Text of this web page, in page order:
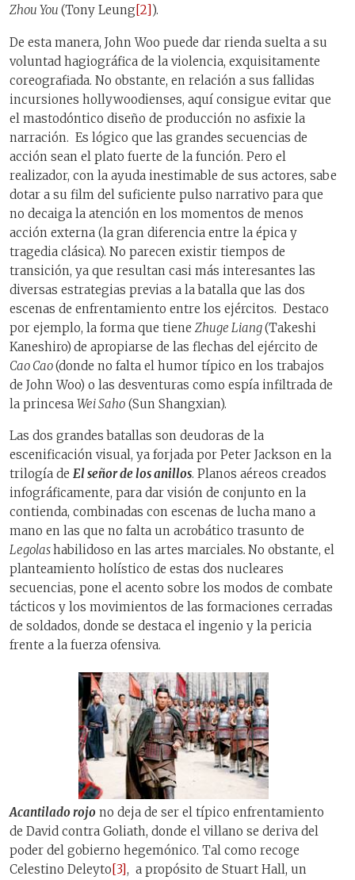
Zhou You (Tony Leung [2] ).
De esta manera, John Woo puede dar rienda suelta a su
voluntad hagiográfica de la violencia, exquisitamente
coreografiada. No obstante, en relación a sus fallidas
incursiones hollywoodienses, aquí consigue evitar que
el mastodóntico diseño de producción no asfixie la
narración. Es lógico que las grandes secuencias de
acción sean el plato fuerte de la función. Pero el
realizador, con la ayuda inestimable de sus actores, sabe
dotar a su film del suficiente pulso narrativo para que
no decaiga la atención en los momentos de menos
acción externa (la gran diferencia entre la épica y
tragedia clásica). No parecen existir tiempos de
transición, ya que resultan casi más interesantes las
diversas estrategias previas a la batalla que las dos
escenas de enfrentamiento entre los ejércitos. Destaco
por ejemplo, la forma que tiene Zhuge Liang(Takeshi
Kaneshiro) de apropiarse de las flechas del ejército de
Cao Cao(donde no falta el humor típico en los trabajos
de John Woo) o las desventuras como espía infiltrada de
la princesa Wei Saho (Sun Shangxian).
Las dos grandes batallas son deudoras de la
escenificación visual, ya forjada por Peter Jackson en la
trilogía de El señor de los anillos. Planos aéreos creados
infográficamente, para dar visión de conjunto en la
contienda, combinadas con escenas de lucha mano a
mano en las que no falta un acrobático trasunto de
Legolashabilidoso en las artes marciales. No obstante, el
planteamiento holístico de estas dos nucleares
secuencias, pone el acento sobre los modos de combate
tácticos y los movimientos de las formaciones cerradas
de soldados, donde se destaca el ingenio y la pericia
frente a la fuerza ofensiva.
Acantilado rojo no deja de ser el típico enfrentamiento
de David contra Goliath, donde el villano se deriva del
poder del gobierno hegemónico. Tal como recoge
Celestino Deleyto [3] , a propósito de Stuart Hall, un